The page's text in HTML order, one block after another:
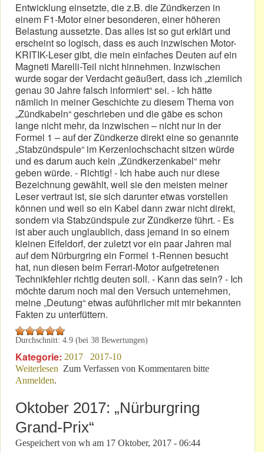
Entwicklung einsetzte, die z.B. die Zündkerzen in
einem F1-Motor einer besonderen, einer höheren
Belastung aussetzte. Das alles ist so gut erklärt und
erscheint so logisch, dass es auch inzwischen Motor-
KRITIK-Leser gibt, die mein einfaches Deuten auf ein
Magneti Marelli-Teil nicht hinnehmen. Inzwischen
wurde sogar der Verdacht geäußert, dass ich „ziemlich
genau 30 Jahre falsch informiert“ sei. - Ich hätte
nämlich in meiner Geschichte zu diesem Thema von
„Zündkabeln“ geschrieben und die gäbe es schon
lange nicht mehr, da inzwischen – nicht nur in der
Formel 1 – auf der Zündkerze direkt eine so genannte
„Stabzündspule“ im Kerzenlochschacht sitzen würde
und es darum auch kein „Zündkerzenkabel“ mehr
geben würde. - Richtig! - Ich habe auch nur diese
Bezeichnung gewählt, weil sie den meisten meiner
Leser vertraut ist, sie sich darunter etwas vorstellen
können und weil so ein Kabel dann zwar nicht direkt,
sondern via Stabzündspule zur Zündkerze führt. - Es
ist aber auch unglaublich, dass jemand in so einem
kleinen Eifeldorf, der zuletzt vor ein paar Jahren mal
auf dem Nürburgring ein Formel 1-Rennen besucht
hat, nun diesen beim Ferrari-Motor aufgetretenen
Technikfehler richtig deuten soll. - Kann das sein? - Ich
möchte darum noch mal den Versuch unternehmen,
meine „Deutung“ etwas auführlicher mit mir bekannten
Fakten zu unterfüttern.
Durchschnitt: 4.9 (bei 38 Bewertungen)
Kategorie: 2017
2017-10
Weiterlesen über F1-Ausfallgrund: NGK oder Magneti Marelli?
Zum Verfassen von Kommentaren bitte
Anmelden.
Oktober 2017: „Nürburgring
Grand-Prix“
Gespeichert von wh am 17 Oktober, 2017 - 06:44